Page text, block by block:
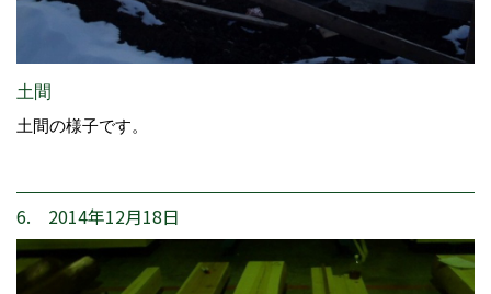
土間
土間の様子です。
6. 2014年12月18日